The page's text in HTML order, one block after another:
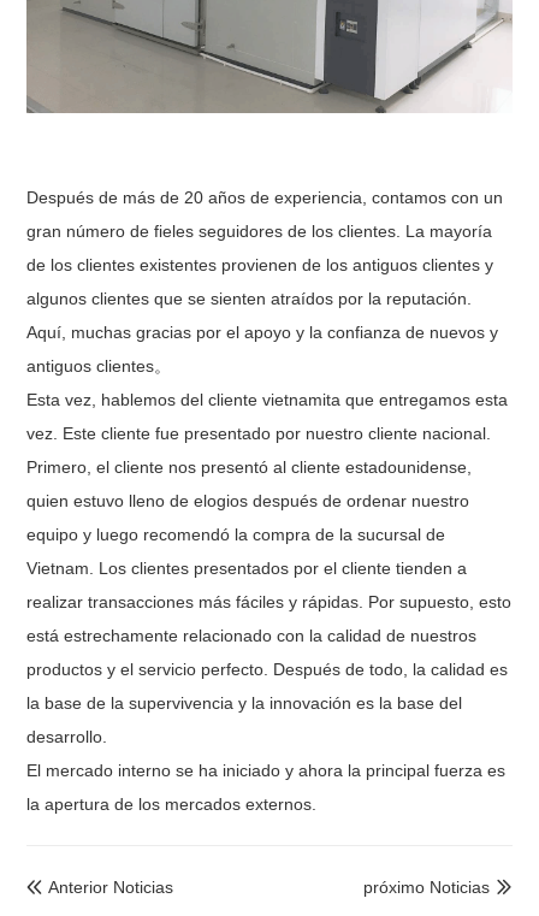
Después de más de 20 años de experiencia, contamos con un
gran número de fieles seguidores de los clientes. La mayoría
de los clientes existentes provienen de los antiguos clientes y
algunos clientes que se sienten atraídos por la reputación.
Aquí, muchas gracias por el apoyo y la confianza de nuevos y
antiguos clientes。
Esta vez, hablemos del cliente vietnamita que entregamos esta
vez. Este cliente fue presentado por nuestro cliente nacional.
Primero, el cliente nos presentó al cliente estadounidense,
quien estuvo lleno de elogios después de ordenar nuestro
equipo y luego recomendó la compra de la sucursal de
Vietnam. Los clientes presentados por el cliente tienden a
realizar transacciones más fáciles y rápidas. Por supuesto, esto
está estrechamente relacionado con la calidad de nuestros
productos y el servicio perfecto. Después de todo, la calidad es
la base de la supervivencia y la innovación es la base del
desarrollo.
El mercado interno se ha iniciado y ahora la principal fuerza es
la apertura de los mercados externos.
 Anterior Noticias 
próximo Noticias